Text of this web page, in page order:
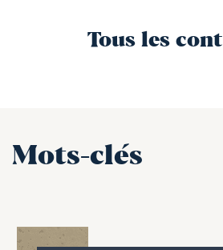
Tous les
Mots-clés